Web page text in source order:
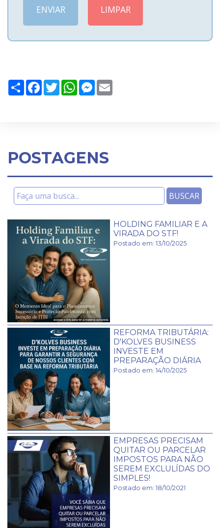
ShareFacebook
TwitterWhatsAppMessenger
POSTAGENS
HOLDING FAMILIAR E A
VIRADA DO STF!
Postado em: 13/10/2025
REFORMA TRIBUTÁRIA:
D'KOLVES BUSINESS
INVESTE EM
PREPARAÇÃO DIÁRIA
Postado em: 14/10/2025
EMPRESAS PRECISAM
QUITAR OU PARCELAR
IMPOSTOS PARA NÃO
SEREM EXCLULÍDAS DO
SIMPLES!
Postado em: 18/10/2021